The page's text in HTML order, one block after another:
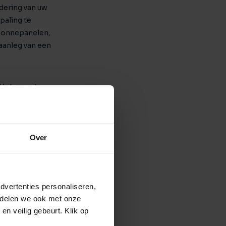
Over
personaliseren,
we ook met onze
veilig gebeurt. Klik op
van uw
te
van een
meeste
stellen een